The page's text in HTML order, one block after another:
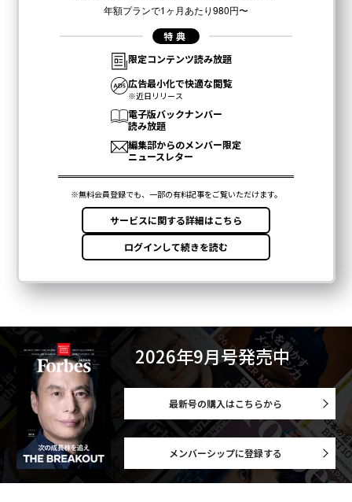
2026年9月号発売中
最新号の購入はこちらから
メンバーシップに登録する